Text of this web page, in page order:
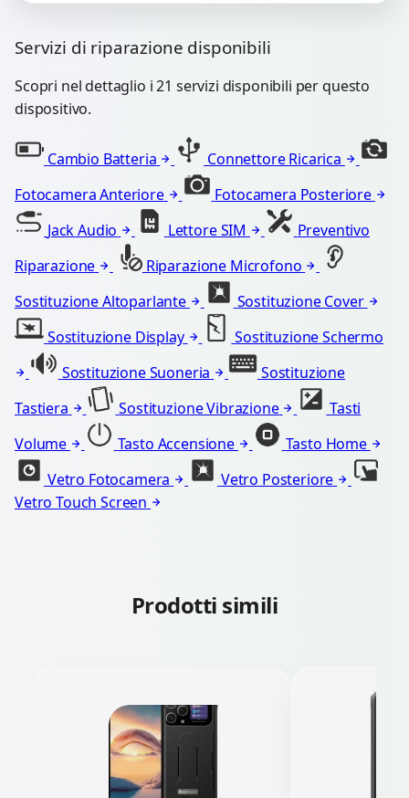
Servizi di riparazione disponibili
Scopri nel dettaglio i 21 servizi disponibili per questo
dispositivo.
Cambio Batteria
Connettore Ricarica
Fotocamera Anteriore
Fotocamera Posteriore
Jack Audio
Lettore SIM
Preventivo
Riparazione
Riparazione Microfono
Sostituzione Altoparlante
Sostituzione Cover
Sostituzione Display
Sostituzione Schermo
Sostituzione Suoneria
Sostituzione
Tastiera
Sostituzione Vibrazione
Tasti
Volume
Tasto Accensione
Tasto Home
Vetro Fotocamera
Vetro Posteriore
Vetro Touch Screen
Prodotti simili